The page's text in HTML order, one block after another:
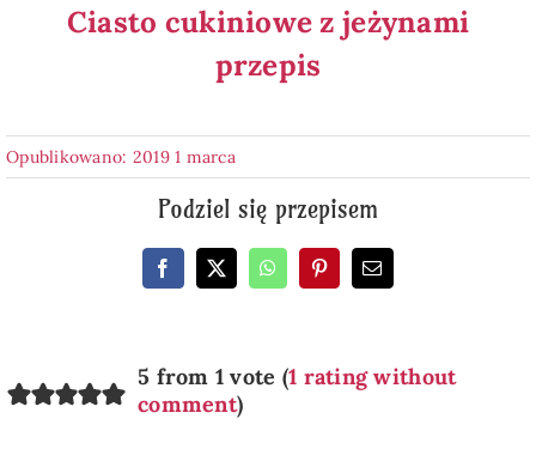
Ciasto cukiniowe z jeżynami
przepis
Opublikowano: 2019 1 marca
Podziel się przepisem
5 from 1 vote (1 rating without
comment)